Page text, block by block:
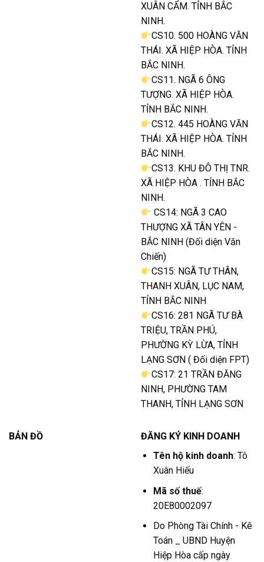
XUÂN CẨM. TỈNH BẮC
NINH.
CS10. 500 HOÀNG VĂN
THÁI. XÃ HIỆP HÒA. TỈNH
BẮC NINH.
CS11. NGÃ 6 ÔNG
TƯỢNG. XÃ HIỆP HÒA.
TỈNH BẮC NINH.
CS12. 445 HOÀNG VĂN
THÁI. XÃ HIỆP HÒA. TỈNH
BẮC NINH.
CS13. KHU ĐÔ THỊ TNR.
XÃ HIỆP HÒA . TỈNH BẮC
NINH.
CS14: NGÃ 3 CAO
THƯỢNG XÃ TÂN YÊN -
BẮC NINH (Đối diện Văn
Chiến)
CS15: NGÃ TƯ THÂN,
THANH XUÂN, LỤC NAM,
TỈNH BẮC NINH
CS16: 281 NGÃ TƯ BÀ
TRIỆU, TRẦN PHÚ,
PHƯỜNG KỲ LỪA, TỈNH
LẠNG SƠN ( Đối diện FPT)
CS17: 21 TRẦN ĐĂNG
NINH, PHƯỜNG TAM
THANH, TỈNH LẠNG SƠN
BẢN ĐỒ
ĐĂNG KÝ KINH DOANH
Tên hộ kinh doanh: Tô
Xuân Hiếu
Mã số thuế:
20E80002097
Do Phòng Tài Chính - Kê
Toán _ UBND Huyện
Hiệp Hòa cấp ngày